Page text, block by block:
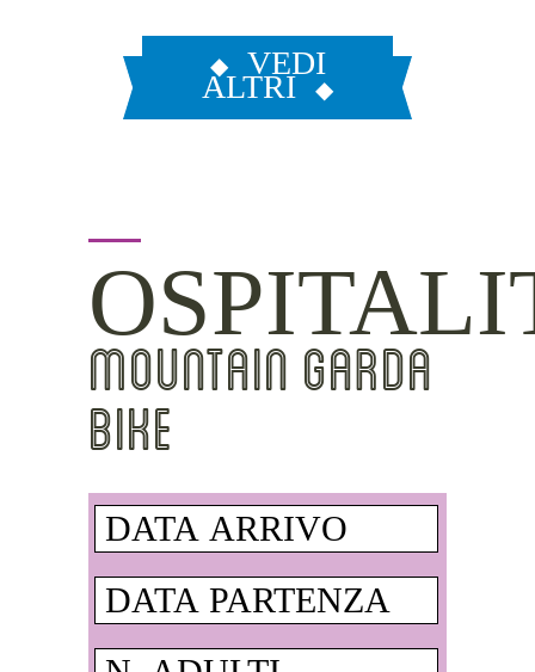
VEDI
ALTRI
MOUNTAIN GARDA
BIKE